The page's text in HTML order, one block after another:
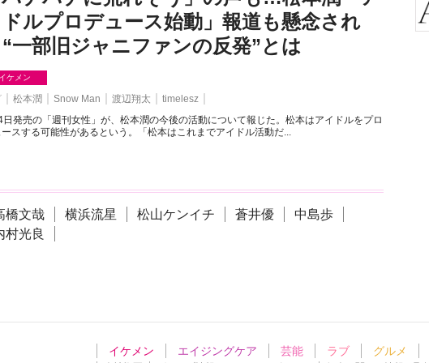
ルプロデュース始動」報道も懸念され
一部旧ジャニファンの反発”とは
イケメン
松本潤 Snow Man 渡辺翔太
timelesz
日発売の「週刊女性」が、松本潤の今後の活動について報じた。松本はアイドルをプロ
スする可能性があるという。「松本はこれまでアイドル活動だ...
橋文哉 横浜流星 松山ケンイチ 蒼井優
中島歩
村光良
イケメン エイジングケア 芸能 ラブ グルメ